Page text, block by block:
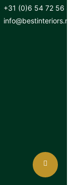
+31 (0)6 54 72 56
info@bestinteriors.nl